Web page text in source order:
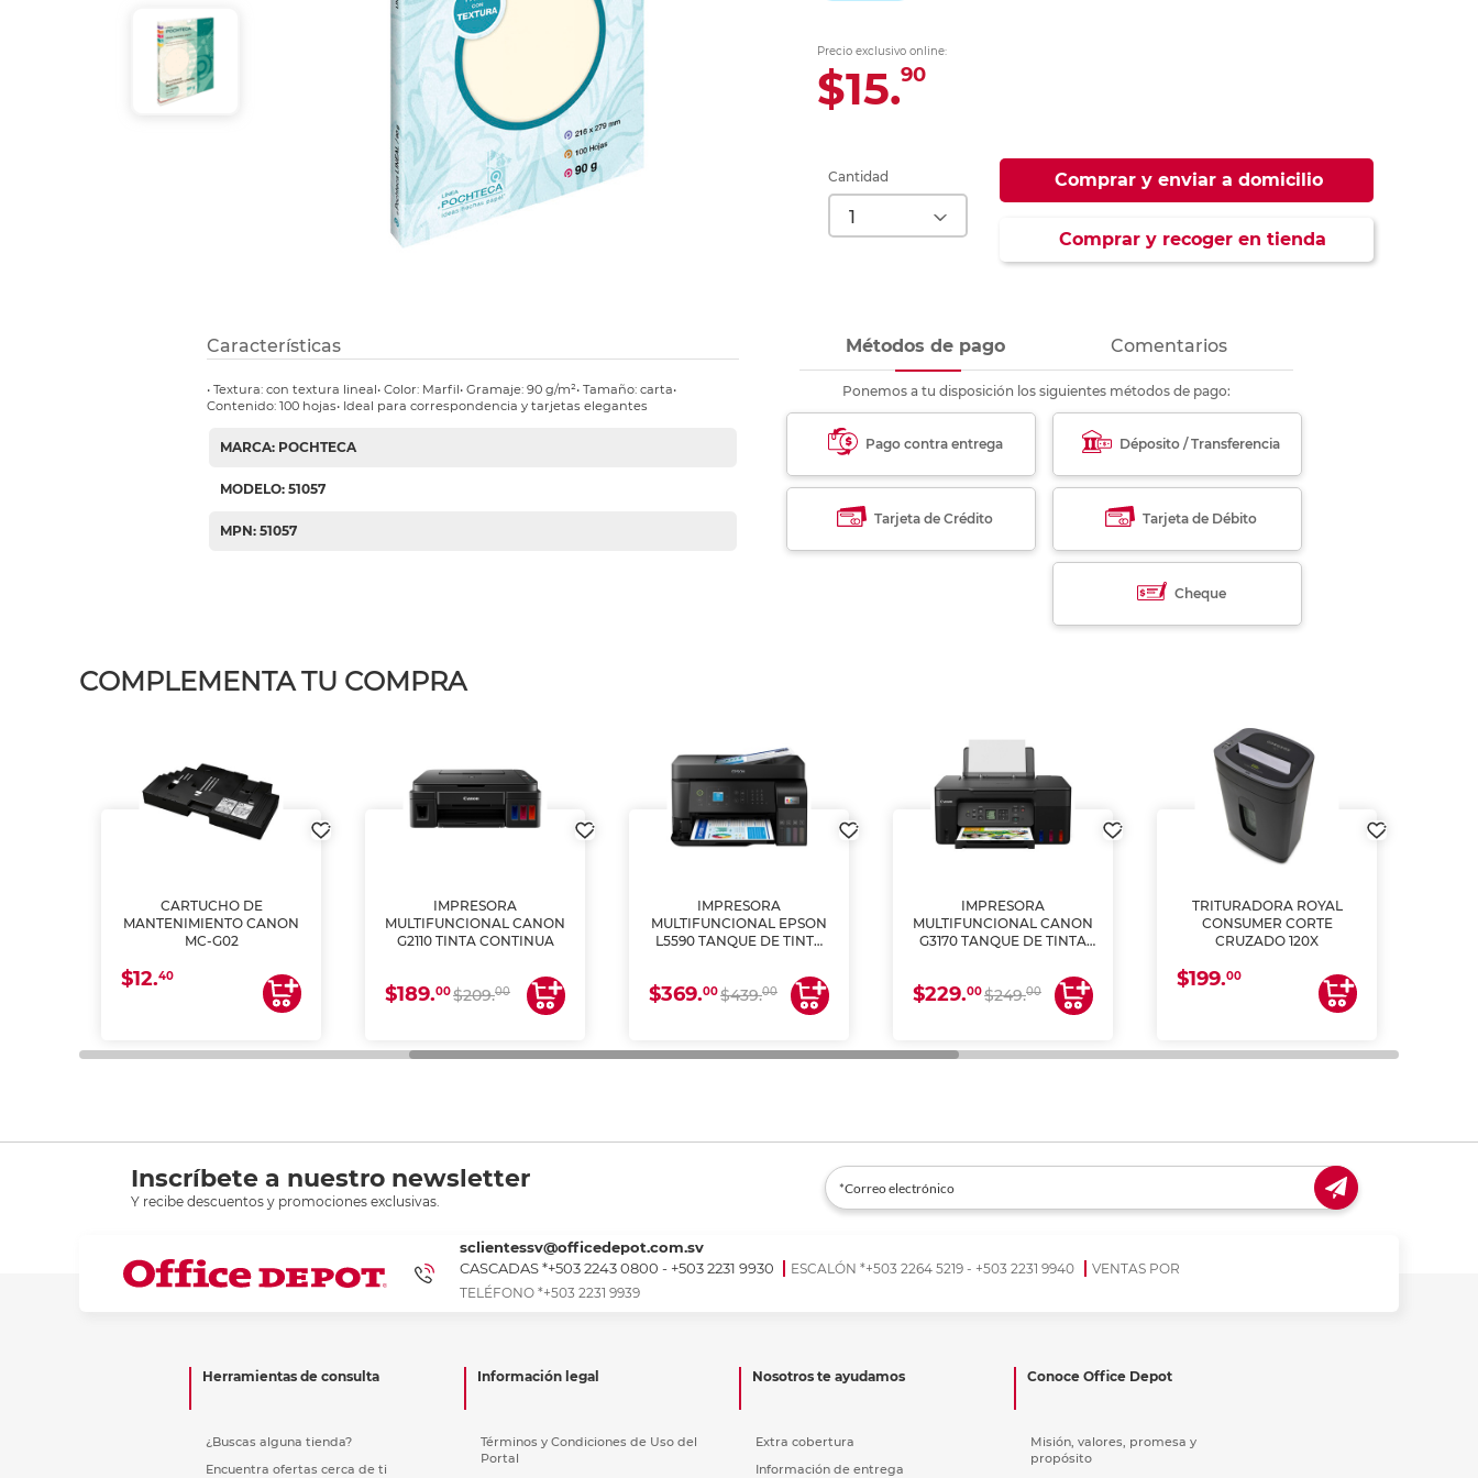
Ver más
Refuerzos para carpeta
Ver más
Precio exclusivo online:
$15.90
Cantidad Comprar y enviar a domicilio
Comprar y recoger en tienda
Características
• Textura: con textura lineal• Color: Marfil• Gramaje: 90 g/m²• Tamaño: carta•
Contenido: 100 hojas• Ideal para correspondencia y tarjetas elegantes
MARCA: POCHTECA
MODELO: 51057
MPN: 51057
Métodos de pago Comentarios
Ponemos a tu disposición los siguientes métodos de pago:
Pago contra entrega Déposito / Transferencia
Tarjeta de Crédito Tarjeta de Débito
Cheque
COMPLEMENTA TU COMPRA
CARTUCHO DE
MANTENIMIENTO CANON
MC-G02
$12.40
IMPRESORA
MULTIFUNCIONAL CANON
G2110 TINTA CONTINUA
$189.00$209.00
IMPRESORA
MULTIFUNCIONAL EPSON
L5590 TANQUE DE TINTA
$369.00$439.00
IMPRESORA
MULTIFUNCIONAL CANON
G3170 TANQUE DE TINTA
$229.00$249.00
TRITURADORA ROYAL
CONSUMER CORTE
CRUZADO 120X
$199.00
Inscríbete a nuestro newsletter
Y recibe descuentos y promociones exclusivas.
sclientessv@officedepot.com.sv
CASCADAS *+503 2243 0800 - +503 2231 9930
ESCALÓN *+503 2264 5219 - +503 2231 9940
VENTAS POR
TELÉFONO *+503 2231 9939
Herramientas de consulta
¿Buscas alguna tienda?
Encuentra ofertas cerca de ti
Información legal
Términos y Condiciones de Uso del
Portal
Nosotros te ayudamos
Extra cobertura
Información de entrega
Conoce Office Depot
Misión, valores, promesa y
propósito